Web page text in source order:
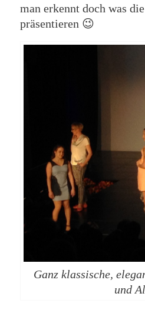
man erkennt doch was
präsentieren 😉
Ganz klassische,
und